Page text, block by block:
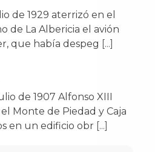
de 1929 aterrizó en el
de La Albericia el avión
que había despeg
[...]
de 1907 Alfonso XIII
Monte de Piedad y Caja
en un edificio obr [...]